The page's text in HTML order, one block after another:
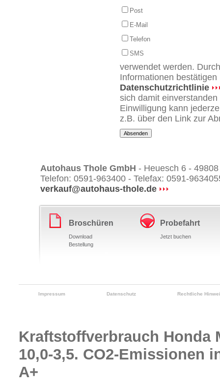
Post
E-Mail
Telefon
SMS
verwendet werden.
Informationen
Datenschutzrichtlinie
sich damit
Einwilligung kann
z.B. über den Link zur
Autohaus Thole GmbH - Heuesch 6 -
Telefon: 0591-963400 - Telefax: 0591-
verkauf@autohaus-thole.de
Broschüren
Download
Bestellung
Probefahrt
Jetzt buchen
Impressum Datenschutz Rechtliche
Kraftstoffverbrauch Honda
10,0-3,5. CO2-Emissionen
A+